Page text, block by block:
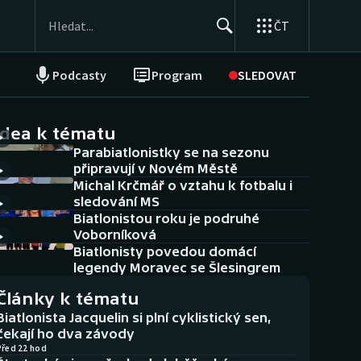
ČT
Podcasty Program SLEDOVAT
NEPŘEHLÉDNĚTE
Historické návraty
Aplikace ČT sport
AZ kvíz
k tématu
Parabiatlonistky se na sezonu
připravují v Novém Městě
Michal Krčmář o vztahu k fotbalu i
sledování MS
Biatlonistou roku je podruhé
Voborníková
Biatlonisty povedou domácí
legendy Moravec se Šlesingrem
k tématu
Jacquelin si plní cyklistický sen,
ho dva závody
22 hod